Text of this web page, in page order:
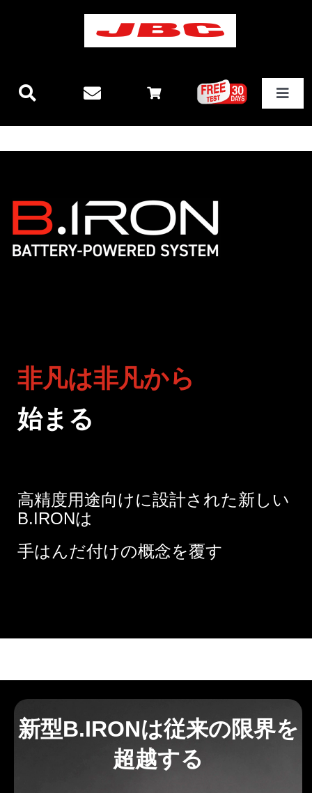
Toggle
JBCテクノロジー
ステーション
検索
ショッピングカート
日本語
非凡は非凡から
始まる
高精度用途向けに設計された新しい
B.IRONは
手はんだ付けの概念を覆す
新型B.IRONは従来の限界を
超越する